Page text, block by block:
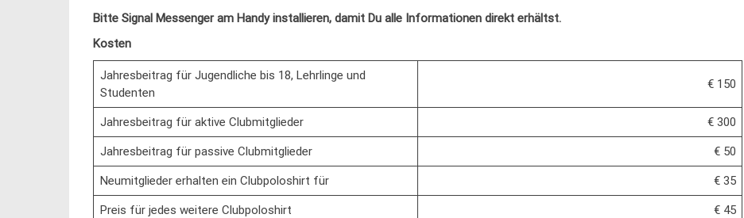
Bitte Signal Messenger am Handy installieren, damit Du alle Informationen direkt erhältst.
Kosten
Jahresbeitrag für Jugendliche bis 18, Lehrlinge und
Studenten
€ 150
Jahresbeitrag für aktive Clubmitglieder € 300
Jahresbeitrag für passive Clubmitglieder € 50
Neumitglieder erhalten ein Clubpoloshirt für € 35
Preis für jedes weitere Clubpoloshirt € 45